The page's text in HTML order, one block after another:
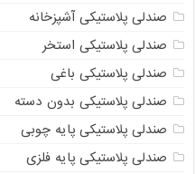
صندلی پلاستیکی آشپزخانه
صندلی پلاستیکی استخر
صندلی پلاستیکی باغی
صندلی پلاستیکی بدون دسته
صندلی پلاستیکی پایه چوبی
صندلی پلاستیکی پایه فلزی